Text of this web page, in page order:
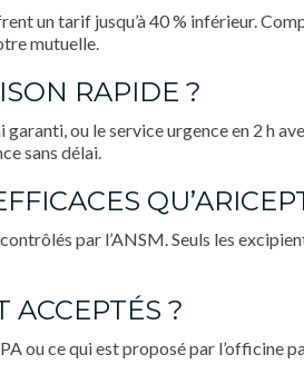
un tarif jusqu’à 40 % inférieur.
mutuelle.
RAPIDE ?
ou le service urgence en 2 h
sans délai.
par l’ANSM. Seuls les
ACCEPTÉS ?
ou ce qui est proposé par l’officine